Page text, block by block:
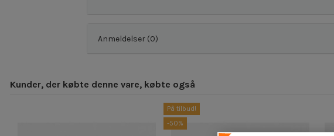
Anmeldelser (0)
Kunder, der købte denne vare, købte også
På tilbud!
-50%